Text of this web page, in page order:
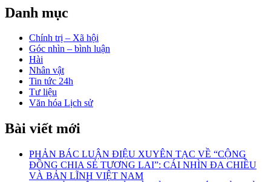
viết
Danh mục
Chính trị – Xã hội
Góc nhìn – bình luận
Hài
Nhân vật
Tin tức 24h
Tư liệu
Văn hóa Lịch sử
Bài viết mới
PHẢN BÁC LUẬN ĐIỆU XUYÊN TẠC VỀ “CỘNG
ĐỒNG CHIA SẺ TƯƠNG LAI”: CÁI NHÌN ĐA CHIỀU
VÀ BẢN LĨNH VIỆT NAM